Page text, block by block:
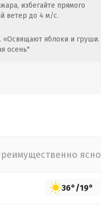
избегайте прямого
ветер до 4 м/с.
яблоки и груши.
осень"
ясно
36°/19°